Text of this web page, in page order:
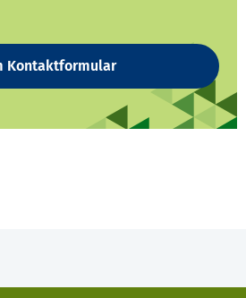
Kontaktformular